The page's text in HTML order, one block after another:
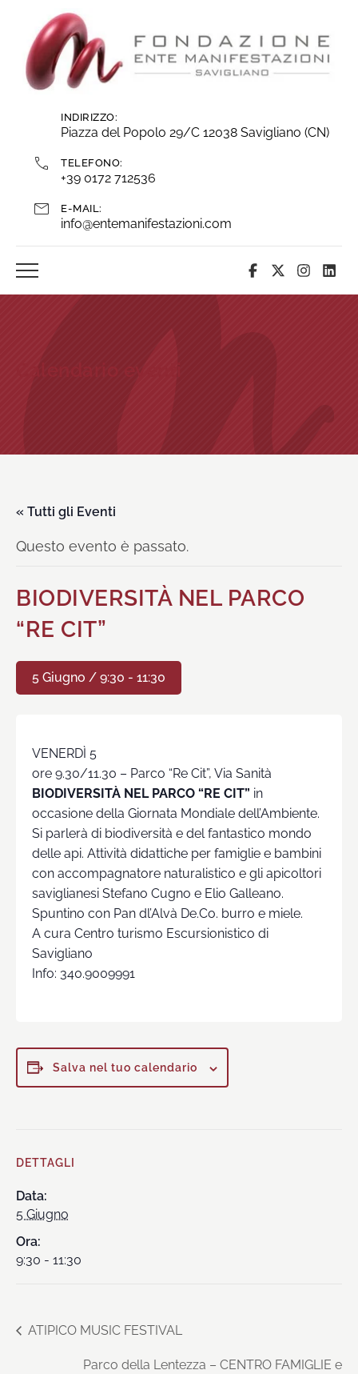
contenuti
INDIRIZZO:
Piazza del Popolo 29/C 12038 Savigliano (CN)
TELEFONO:
+39 0172 712536
E-MAIL:
info@entemanifestazioni.com
« Tutti gli Eventi
Questo evento è passato.
BIODIVERSITÀ NEL PARCO
“RE CIT”
5 Giugno / 9:30 - 11:30
VENERDÌ 5
ore 9.30/11.30 – Parco “Re Cit”, Via Sanità
BIODIVERSITÀ NEL PARCO “RE CIT” in
occasione della Giornata Mondiale dell’Ambiente.
Si parlerà di biodiversità e del fantastico mondo
delle api. Attività didattiche per famiglie e bambini
con accompagnatore naturalistico e gli apicoltori
saviglianesi Stefano Cugno e Elio Galleano.
Spuntino con Pan dl’Alvà De.Co. burro e miele.
A cura Centro turismo Escursionistico di
Savigliano
Info: 340.9009991
Salva nel tuo calendario
DETTAGLI
Data:
5 Giugno
Ora:
9:30 - 11:30
ATIPICO MUSIC FESTIVAL
Parco della Lentezza – CENTRO FAMIGLIE e